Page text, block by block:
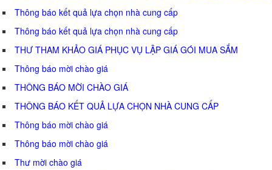
Thông báo kết quả lựa chọn nhà cung cấp
Thông báo kết quả lựa chọn nhà cung cấp
THƯ THAM KHẢO GIÁ PHỤC VỤ LẬP GIÁ GÓI MUA SẮM
Thông báo mời chào giá
THÔNG BÁO MỜI CHÀO GIÁ
THÔNG BÁO KẾT QUẢ LỰA CHỌN NHÀ CUNG CẤP
Thông báo mời chào giá
Thông báo mời chào giá
Thư mời chào giá